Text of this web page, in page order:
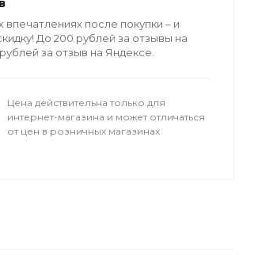
впечатлениях после покупки – и
До 200 рублей за отзывы на
за отзыв на Яндексе.
Цена действительна только для
интернет-магазина и может отличаться
от цен в розничных магазинах